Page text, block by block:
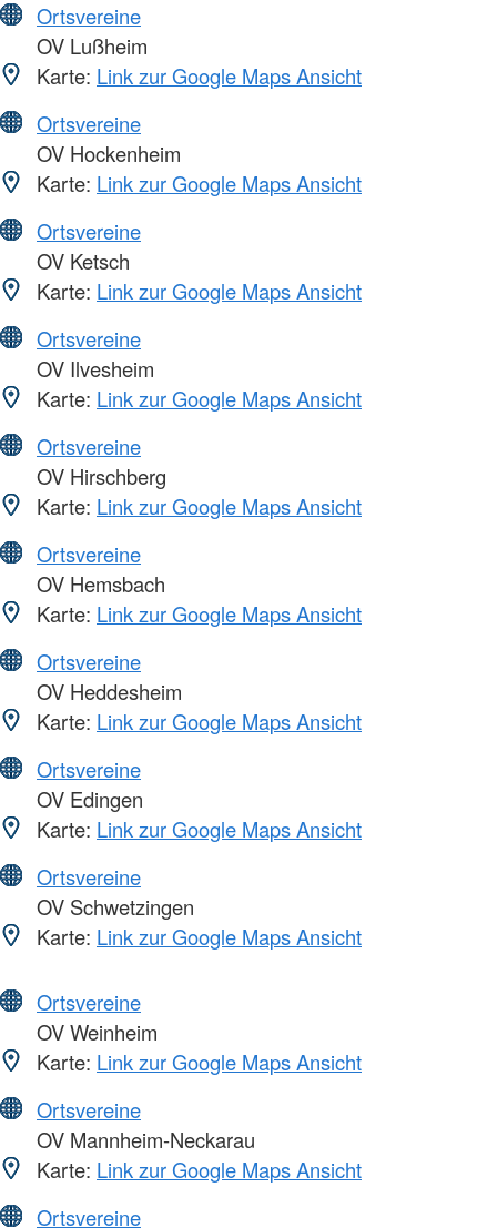
Ortsvereine
OV Lußheim
Karte: Link zur Google Maps Ansicht
Ortsvereine
OV Hockenheim
Karte: Link zur Google Maps Ansicht
Ortsvereine
OV Ketsch
Karte: Link zur Google Maps Ansicht
Ortsvereine
OV Ilvesheim
Karte: Link zur Google Maps Ansicht
Ortsvereine
OV Hirschberg
Karte: Link zur Google Maps Ansicht
Ortsvereine
OV Hemsbach
Karte: Link zur Google Maps Ansicht
Ortsvereine
OV Heddesheim
Karte: Link zur Google Maps Ansicht
Ortsvereine
OV Edingen
Karte: Link zur Google Maps Ansicht
Ortsvereine
OV Schwetzingen
Karte: Link zur Google Maps Ansicht
Ortsvereine
OV Weinheim
Karte: Link zur Google Maps Ansicht
Ortsvereine
OV Mannheim-Neckarau
Karte: Link zur Google Maps Ansicht
Ortsvereine